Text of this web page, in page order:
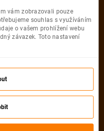
vám zobrazovali pouze
souhlas s využíváním
o vašem prohlížení webu
závazek. Toto nastavení